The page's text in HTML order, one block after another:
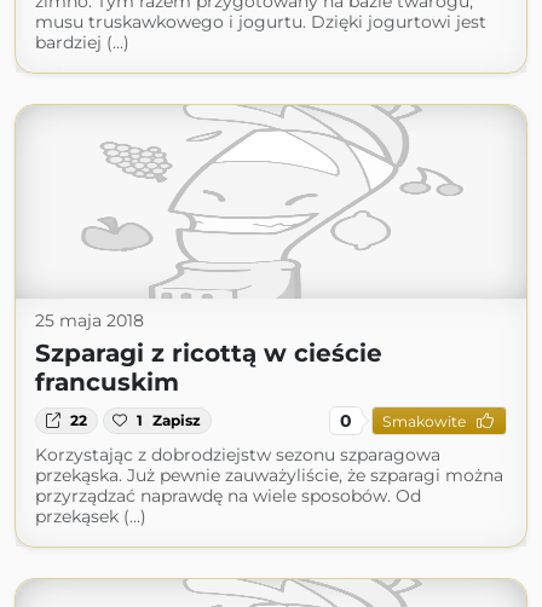
musu truskawkowego i jogurtu. Dzięki jogurtowi jest
bardziej (...)
25 maja 2018
Szparagi z ricottą w cieście
francuskim
22 1 Zapisz 0 Smakowite
Korzystając z dobrodziejstw sezonu szparagowa
przekąska. Już pewnie zauważyliście, że szparagi można
przyrządzać naprawdę na wiele sposobów. Od
przekąsek (...)